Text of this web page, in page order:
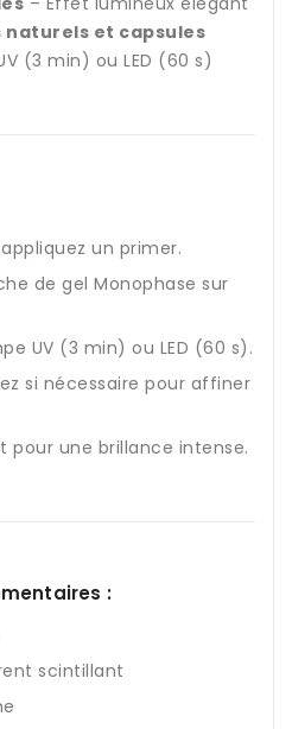
naturels et capsules
(3 min) ou LED (60 s)
un primer.
de gel Monophase sur
UV (3 min) ou LED (60 s).
si nécessaire pour affiner
pour une brillance intense.
:
scintillant